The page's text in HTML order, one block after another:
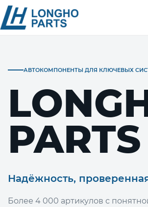
АВТОКОМПОНЕНТЫ ДЛЯ КЛЮЧЕВЫХ
PARTS
Надёжность,
Более 4 000 артикулов с